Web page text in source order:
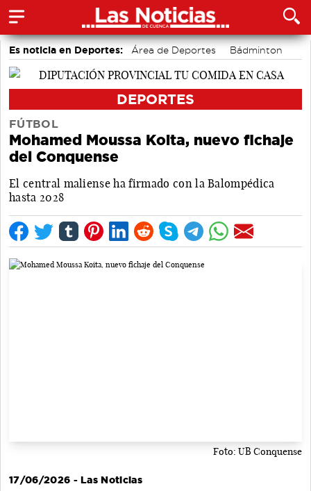
Es noticia en Deportes: Área de Deportes
Bádminton
Motor
DEPORTES
FÚTBOL
Mohamed Moussa Koita, nuevo fichaje
del Conquense
El central maliense ha firmado con la Balompédica
hasta 2028
Foto: UB Conquense
17/06/2026 - Las Noticias